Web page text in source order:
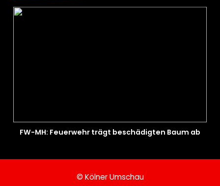
FW-MH: Feuerwehr trägt beschädigten Baum ab
© Kölner Umschau